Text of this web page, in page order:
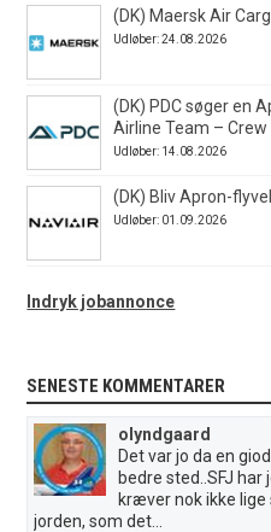
(DK) Maersk Air
Udløber: 24.08.2026
(DK) PDC søger en
Airline Team – Crew
Udløber: 14.08.2026
(DK) Bliv Apron-
Udløber: 01.09.2026
Indryk jobannonce
SENESTE KOMMENTARER
olyndgaard
Det var jo da en
bedre sted..SFJ
kræver nok ikke
jorden, som det...